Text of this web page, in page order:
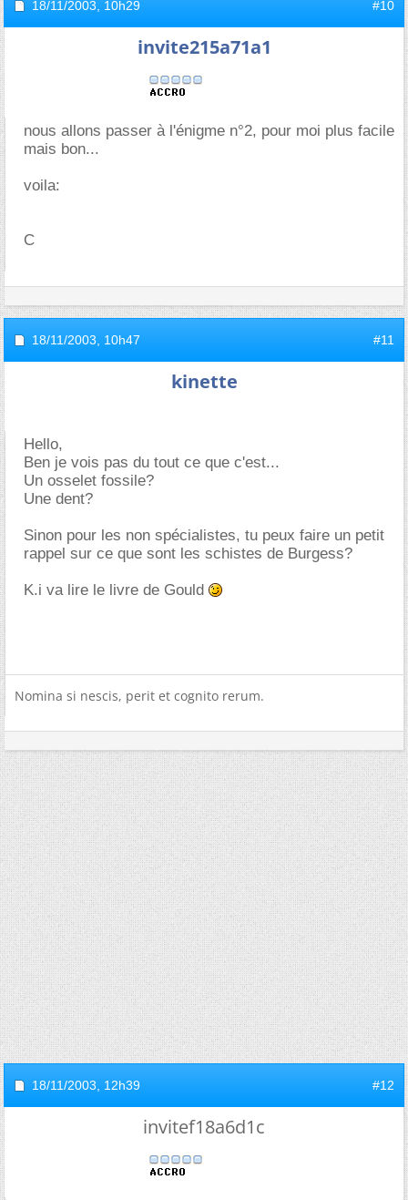
18/11/2003, 10h29 #10
invite215a71a1
nous allons passer à l'énigme n°2, pour moi plus facile
mais bon...
voila:
C
18/11/2003, 10h47 #11
kinette
Hello,
Ben je vois pas du tout ce que c'est...
Un osselet fossile?
Une dent?
Sinon pour les non spécialistes, tu peux faire un petit
rappel sur ce que sont les schistes de Burgess?
K.i va lire le livre de Gould
Nomina si nescis, perit et cognito rerum.
18/11/2003, 12h39 #12
invitef18a6d1c